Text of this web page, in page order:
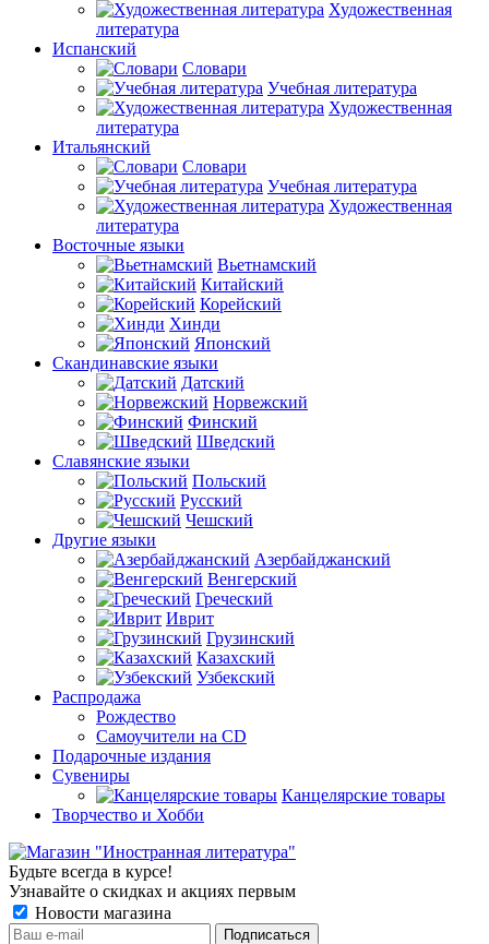
Художественная
литература
Испанский
Словари
Учебная литература
Художественная
литература
Итальянский
Словари
Учебная литература
Художественная
литература
Восточные языки
Вьетнамский
Китайский
Корейский
Хинди
Японский
Скандинавские языки
Датский
Норвежский
Финский
Шведский
Славянские языки
Польский
Русский
Чешский
Другие языки
Азербайджанский
Венгерский
Греческий
Иврит
Грузинский
Казахский
Узбекский
Распродажа
Рождество
Самоучители на CD
Подарочные издания
Сувениры
Канцелярские товары
Творчество и Хобби
Будьте всегда в курсе!
Узнавайте о скидках и акциях первым
Новости магазина